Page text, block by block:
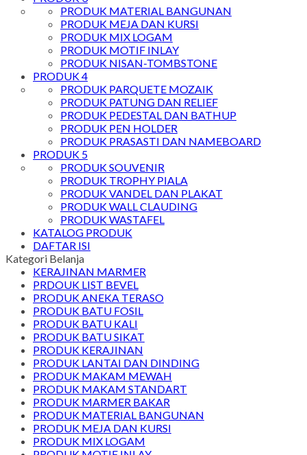
PRODUK MATERIAL BANGUNAN
PRODUK MEJA DAN KURSI
PRODUK MIX LOGAM
PRODUK MOTIF INLAY
PRODUK NISAN-TOMBSTONE
PRODUK 4
PRODUK PARQUETE MOZAIK
PRODUK PATUNG DAN RELIEF
PRODUK PEDESTAL DAN BATHUP
PRODUK PEN HOLDER
PRODUK PRASASTI DAN NAMEBOARD
PRODUK 5
PRODUK SOUVENIR
PRODUK TROPHY PIALA
PRODUK VANDEL DAN PLAKAT
PRODUK WALL CLAUDING
PRODUK WASTAFEL
KATALOG PRODUK
DAFTAR ISI
Kategori Belanja
KERAJINAN MARMER
PRDOUK LIST BEVEL
PRODUK ANEKA TERASO
PRODUK BATU FOSIL
PRODUK BATU KALI
PRODUK BATU SIKAT
PRODUK KERAJINAN
PRODUK LANTAI DAN DINDING
PRODUK MAKAM MEWAH
PRODUK MAKAM STANDART
PRODUK MARMER BAKAR
PRODUK MATERIAL BANGUNAN
PRODUK MEJA DAN KURSI
PRODUK MIX LOGAM